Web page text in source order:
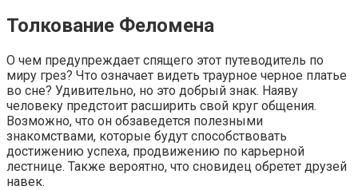
Толкование Феломена
О чем предупреждает спящего этот путеводитель по
миру грез? Что означает видеть траурное черное платье
во сне? Удивительно, но это добрый знак. Наяву
человеку предстоит расширить свой круг общения.
Возможно, что он обзаведется полезными
знакомствами, которые будут способствовать
достижению успеха, продвижению по карьерной
лестнице. Также вероятно, что сновидец обретет друзей
навек.